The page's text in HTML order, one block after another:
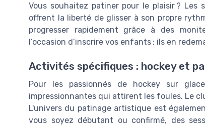
Vous souhaitez patiner pour le plaisir ?
offrent la liberté de glisser à son propre
progresser rapidement grâce à des
l’occasion d’inscrire vos enfants ; ils en
Activités spécifiques : hockey et
Pour les passionnés de hockey sur
impressionnantes qui attirent les foules. Le
L'univers du patinage artistique est
vous soyez débutant ou confirmé, des